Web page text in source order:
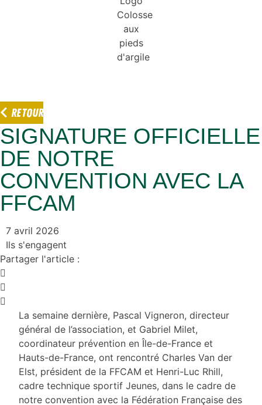
RETOUR
SIGNATURE OFFICIELLE
DE NOTRE
CONVENTION AVEC LA
FFCAM
7 avril 2026
Ils s'engagent
Partager l'article :
La semaine dernière, Pascal Vigneron, directeur
général de l’association, et Gabriel Milet,
coordinateur prévention en Île-de-France et
Hauts-de-France, ont rencontré Charles Van der
Elst, président de la FFCAM et Henri-Luc Rhill,
cadre technique sportif Jeunes, dans le cadre de
notre convention avec la Fédération Française des